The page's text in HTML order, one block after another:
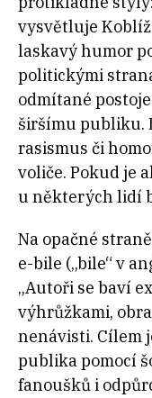
vysvětluje
laskavý humor
politickými
odmítané
širšímu publiku.
rasismus či
voliče. Pokud je
u některých lidí
Na opačné
e-bile („bile“ v
„Autoři se baví
výhrůžkami,
nenávisti. Cílem
publika pomocí
fanoušků i